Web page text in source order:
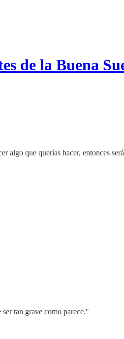
de la Buena
algo que querías hacer, entonces
tan grave como parece."